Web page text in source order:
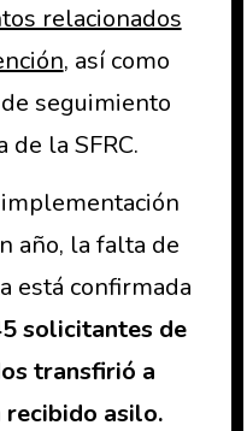
relacionados
, así como
seguimiento
la SFRC.
año, la falta de
está confirmada
solicitantes de
transfirió a
recibido asilo.